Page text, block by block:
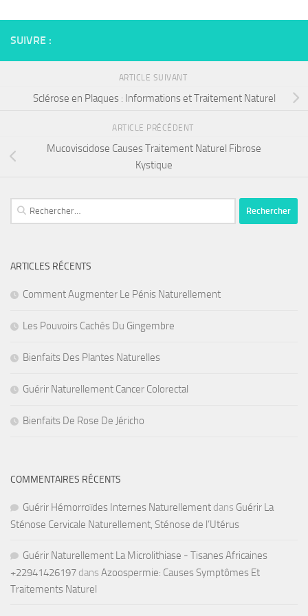
SUIVRE :
ARTICLE SUIVANT
Sclérose en Plaques : Informations et Traitement Naturel
ARTICLE PRÉCÉDENT
Mucoviscidose Causes Traitement Naturel Fibrose
Kystique
Rechercher :
ARTICLES RÉCENTS
Comment Augmenter Le Pénis Naturellement
Les Pouvoirs Cachés Du Gingembre
Bienfaits Des Plantes Naturelles
Guérir Naturellement Cancer Colorectal
Bienfaits De Rose De Jéricho
COMMENTAIRES RÉCENTS
Guérir Hémorroïdes Internes Naturellement dans Guérir La
Sténose Cervicale Naturellement, Sténose de l’Utérus
Guérir Naturellement La Microlithiase - Tisanes Africaines
+22941426197 dans Azoospermie: Causes Symptômes Et
Traitements Naturel